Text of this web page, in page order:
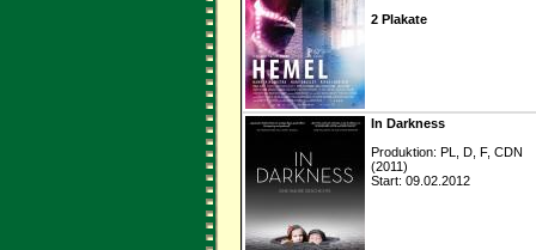
2 Plakate
In Darkness
Produktion: PL, D, F, CDN
(2011)
Start: 09.02.2012